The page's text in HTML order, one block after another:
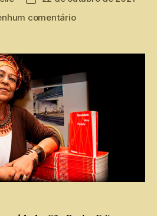
comentário